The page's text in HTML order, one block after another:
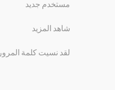
مستخدم جديد
شاهد المزيد
لقد نسيت كلمة المرور